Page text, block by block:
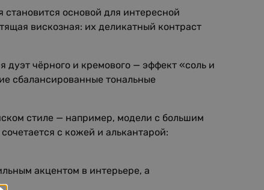
становится основой для интересной
вискозная: их деликатный контраст
чёрного и кремового — эффект «соль и
сбалансированные тональные
стиле — например, модели с большим
с кожей и алькантарой:
акцентом в интерьере, а